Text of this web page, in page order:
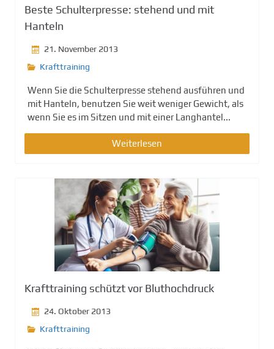
Beste Schulterpresse: stehend und mit
Hanteln
21. November 2013
Krafttraining
Wenn Sie die Schulterpresse stehend ausführen und
mit Hanteln, benutzen Sie weit weniger Gewicht, als
wenn Sie es im Sitzen und mit einer Langhantel...
Weiterlesen
Krafttraining schützt vor Bluthochdruck
24. Oktober 2013
Krafttraining